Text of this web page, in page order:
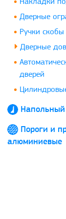
Дверные
Ручки скобы
Дверные
дверей
Напольный
Пороги и
алюминиевые